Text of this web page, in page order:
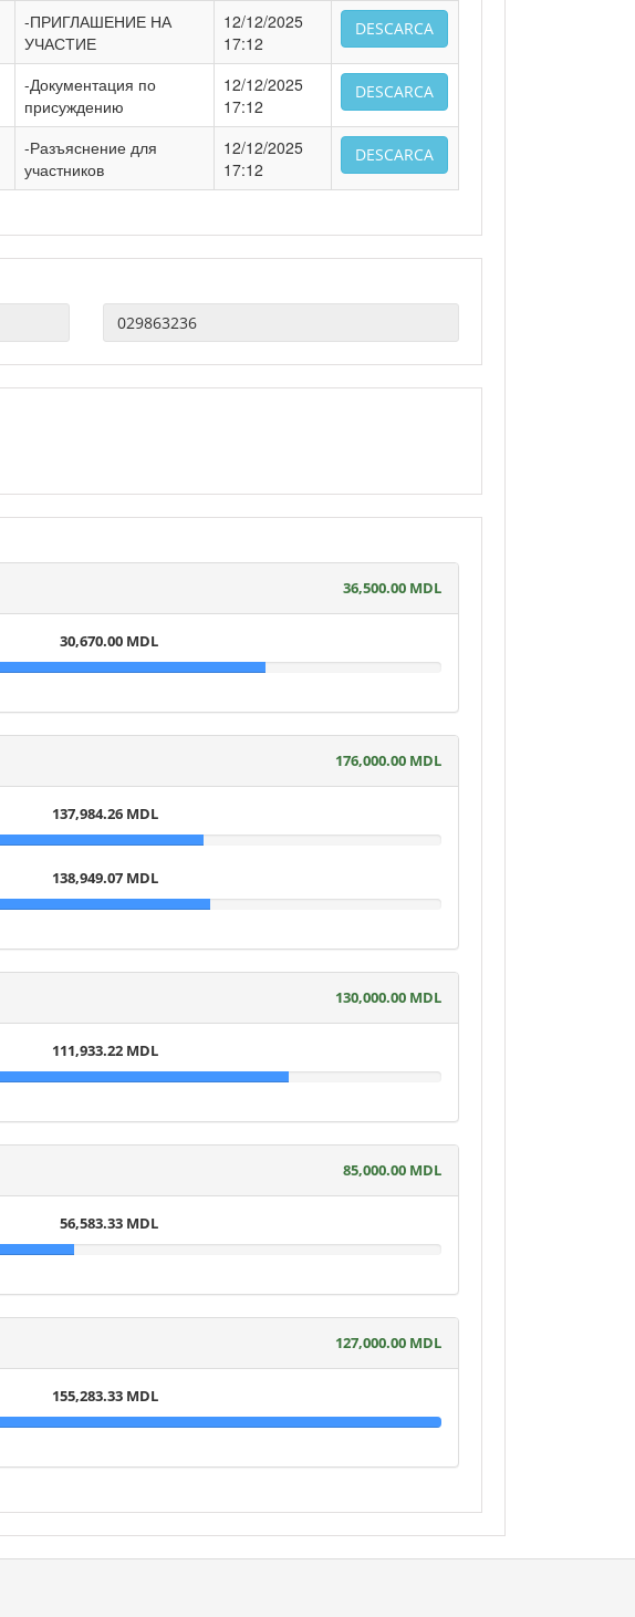
-ПРИГЛАШЕНИЕ НА
УЧАСТИЕ
12/12/2025
17:12
DESCARCA
-Документация по
присуждению
12/12/2025
17:12
DESCARCA
-Разъяснение для
участников
12/12/2025
17:12
DESCARCA
36,500.00 MDL
30,670.00 MDL
176,000.00 MDL
137,984.26 MDL
138,949.07 MDL
130,000.00 MDL
111,933.22 MDL
85,000.00 MDL
56,583.33 MDL
127,000.00 MDL
155,283.33 MDL